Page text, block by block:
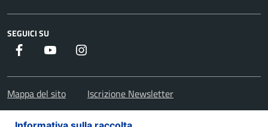
SEGUICI SU
Facebook Youtube
Mappa del sito Iscrizione Newsletter